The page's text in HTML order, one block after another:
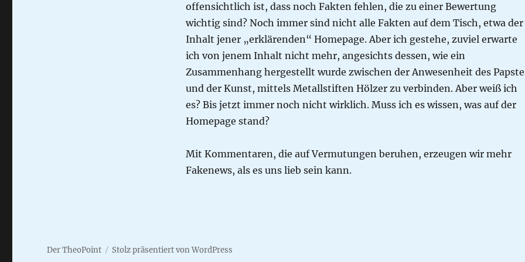
offensichtlich ist, dass noch Fakten fehlen, die zu einer Bewertung
wichtig sind? Noch immer sind nicht alle Fakten auf dem Tisch, etwa der
Inhalt jener „erklärenden“ Homepage. Aber ich gestehe, zuviel erwarte
ich von jenem Inhalt nicht mehr, angesichts dessen, wie ein
Zusammenhang hergestellt wurde zwischen der Anwesenheit des
und der Kunst, mittels Metallstiften Hölzer zu verbinden. Aber weiß ich
es? Bis jetzt immer noch nicht wirklich. Muss ich es wissen, was auf der
Homepage stand?
Mit Kommentaren, die auf Vermutungen beruhen, erzeugen wir mehr
Fakenews, als es uns lieb sein kann.
Der TheoPoint Stolz präsentiert von WordPress